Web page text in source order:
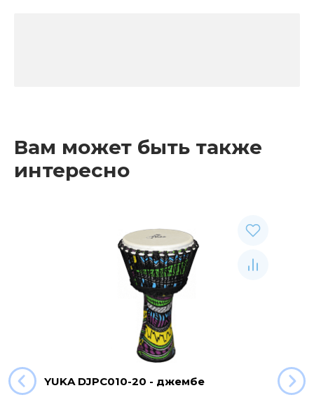
Вам может быть также
интересно
YUKA DJPC010-20 - джембе